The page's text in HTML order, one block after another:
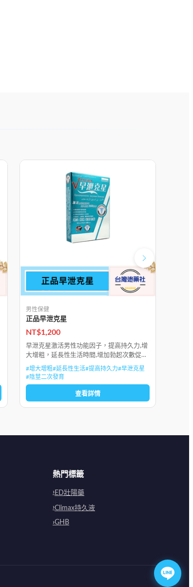
男性保健
正品早泄克星
NT$1,200
早泄克星激活男性功能因子，提高持久力,增
大增粗，延長性生活時間,增加勃起次數促進
陰莖二次發育
#增大增粗#延長性生活#提高持久力#早泄克星
#陰莖二次發育
查看詳情
熱門標籤
ED壯陽藥
Climax持久液
GHB